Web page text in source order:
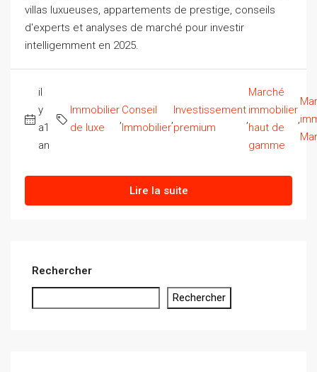
villas luxueuses, appartements de prestige, conseils
d'experts et analyses de marché pour investir
intelligemment en 2025.
il
y
a1
an
Immobilier
de luxe
,
Conseil
Immobilier
,
Investissement
premium
,
Marché
immobilier
haut de
gamme
,
Lire la suite
Rechercher
Rechercher